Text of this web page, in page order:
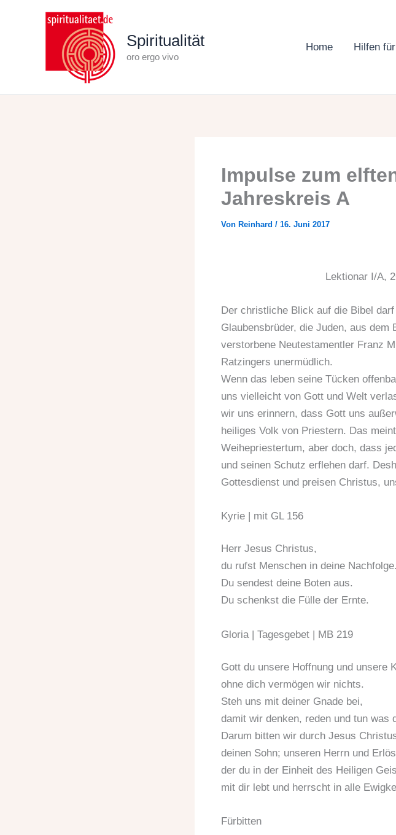
Spiritualität
oro ergo vivo
Home Hilfen
Impulse zum
Jahreskreis A
Von Reinhard / 16. Juni 2017
Lektionar I/A,
Der christliche Blick auf die Bibel
Glaubensbrüder, die Juden, aus
verstorbene Neutestamentler Franz
Ratzingers unermüdlich.
Wenn das leben seine Tücken
uns vielleicht von Gott und Welt
wir uns erinnern, dass Gott uns
heiliges Volk von Priestern. Das
Weihepriestertum, aber doch, dass
und seinen Schutz erflehen darf.
Gottesdienst und preisen Christus,
Kyrie | mit GL 156
Herr Jesus Christus,
du rufst Menschen in deine Nachfolge.
Du sendest deine Boten aus.
Du schenkst die Fülle der Ernte.
Gloria | Tagesgebet | MB 219
Gott du unsere Hoffnung und unsere
ohne dich vermögen wir nichts.
Steh uns mit deiner Gnade bei,
damit wir denken, reden und tun was
Darum bitten wir durch Jesus
deinen Sohn; unseren Herrn und
der du in der Einheit des Heiligen
mit dir lebt und herrscht in alle
Fürbitten